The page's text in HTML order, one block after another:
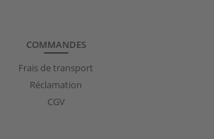
COMMANDES
Frais de transport
Réclamation
CGV